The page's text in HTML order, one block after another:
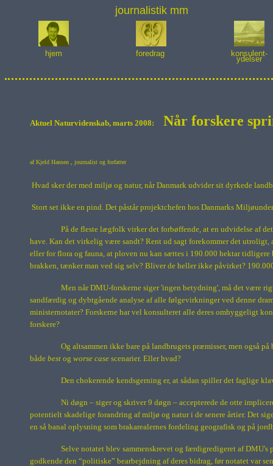
journalistik mm
hjem foredrag konsulent-
ydelser
Aktuel Naturvidenskab, marts 2008: Når forskere
afKjeld Hansen , journalist og forfatter
Hvad sker der med miljø og natur, når Danmark udvider sit dyrkede
Stort set ikke en pind. Det påstår projektchefen hos Danmarks
På de fleste lægfolk virker det forbøffende, at en udvidelse af
have. Kan det virkelig være sandt? Rent ud sagt forekommer det
eller for flora og fauna, at ploven nu kan sættes i 190.000 hektartidligere
brakken, tænker man ved sig selv? Bliver de heller ikke påvirket?
Men når DMU-forskerne siger 'ingen betydning', må det være
sandfærdig og dybtgående analyse af alle følgevirkninger ved denne
ministernotater? Forskerne har vel konsulteret alle deres omhyggeligt
forskere?
Og altsammen ikke bare på landbrugets præmisser, men også
både best og worse case scenarier. Eller hvad?
Den chokerende kendsgerning er, at sådan spiller det faglige
Ni døgn – siger og skriver 9 døgn – accepterede de otte
potentielt skadelige forandring af miljø og natur i de senere årtier. Det
en så banal oplysning som brakarealernes fordeling geografisk og på
Selve notatet blev sammenskrevet og færdigredigeret af
godkende den “politiske” bearbejdning af deres bidrag, før notatet var